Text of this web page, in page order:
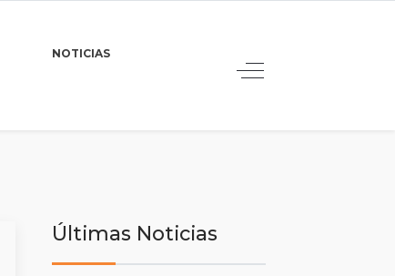
NOTICIAS
Últimas Noticias